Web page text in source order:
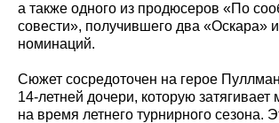
а также одного из продюсеров «По
совести», получившего два «Оскара»
номинаций.
Сюжет сосредоточен на герое
14‑летней дочери, которую затягивает
на время летнего турнирного сезона.